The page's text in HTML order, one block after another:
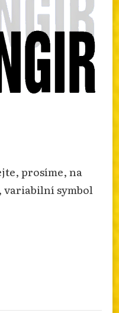
prosíme, na
variabilní symbol